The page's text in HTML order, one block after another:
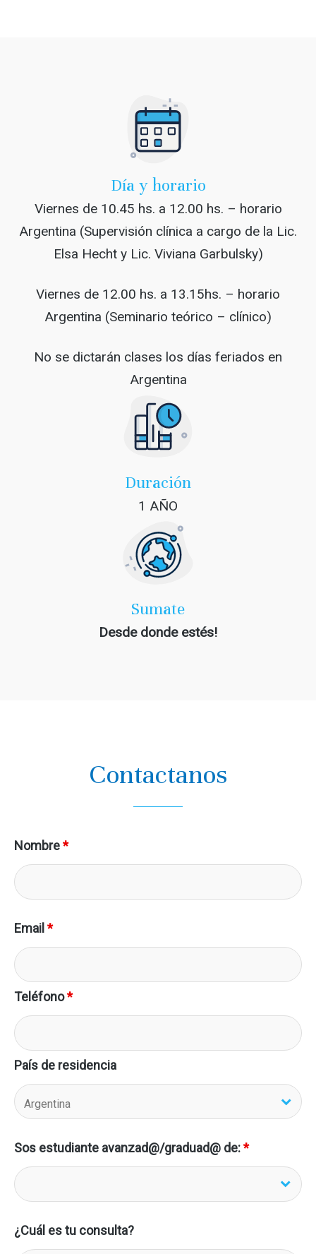
Día y horario
Viernes de 10.45 hs. a 12.00 hs. – horario
Argentina (Supervisión clínica a cargo de la Lic.
Elsa Hecht y Lic. Viviana Garbulsky)
Viernes de 12.00 hs. a 13.15hs. – horario
Argentina (Seminario teórico – clínico)
No se dictarán clases los días feriados en
Argentina
Duración
1 AÑO
Sumate
Desde donde estés!
Contactanos
Nombre*
Email *
Teléfono*
País de residencia
Sos estudiante avanzad@/graduad@ de:*
¿Cuál es tu consulta?